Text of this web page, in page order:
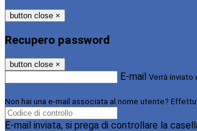
button close ×
Recupero password
button close ×
E-mail Verrà
Non hai una e-mail associata al nome utente?
E-mail inviata, si prega di controllare la